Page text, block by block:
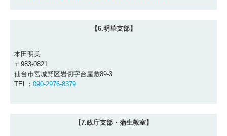
【6.明華支部】
本田明美
〒983-0821
仙台市宮城野区岩切字台屋敷89-3
TEL： 090-2976-8379
【7.政庁支部・蒲生教室】